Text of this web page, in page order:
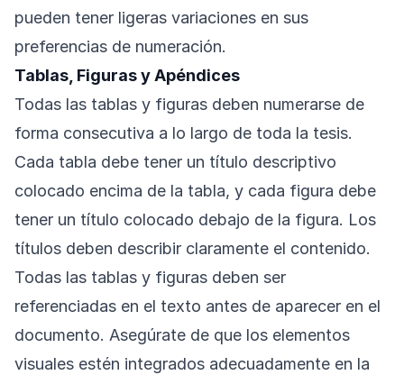
pueden tener ligeras variaciones en sus
preferencias de numeración.
Tablas, Figuras y Apéndices
Todas las tablas y figuras deben numerarse de
forma consecutiva a lo largo de toda la tesis.
Cada tabla debe tener un título descriptivo
colocado encima de la tabla, y cada figura debe
tener un título colocado debajo de la figura. Los
títulos deben describir claramente el contenido.
Todas las tablas y figuras deben ser
referenciadas en el texto antes de aparecer en el
documento. Asegúrate de que los elementos
visuales estén integrados adecuadamente en la